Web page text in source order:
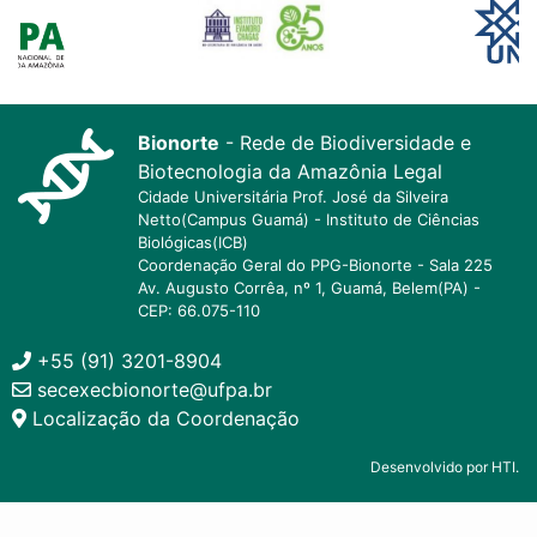
Bionorte - Rede de Biodiversidade e
Biotecnologia da Amazônia Legal
Cidade Universitária Prof. José da Silveira
Netto(Campus Guamá) - Instituto de Ciências
Biológicas(ICB)
Coordenação Geral do PPG-Bionorte - Sala 225
Av. Augusto Corrêa, nº 1, Guamá, Belem(PA) -
CEP: 66.075-110
+55 (91) 3201-8904
secexecbionorte@ufpa.br
Localização da Coordenação
Desenvolvido por HTI.